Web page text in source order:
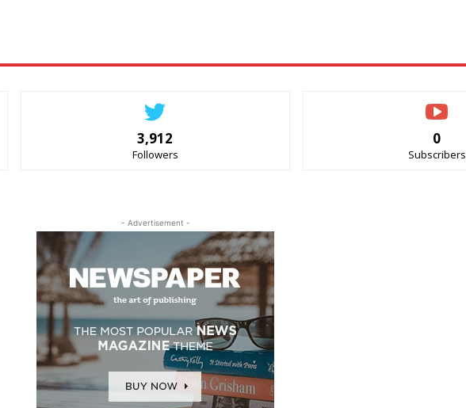
3,912
Followers
0
Subscribers
- Advertisement -